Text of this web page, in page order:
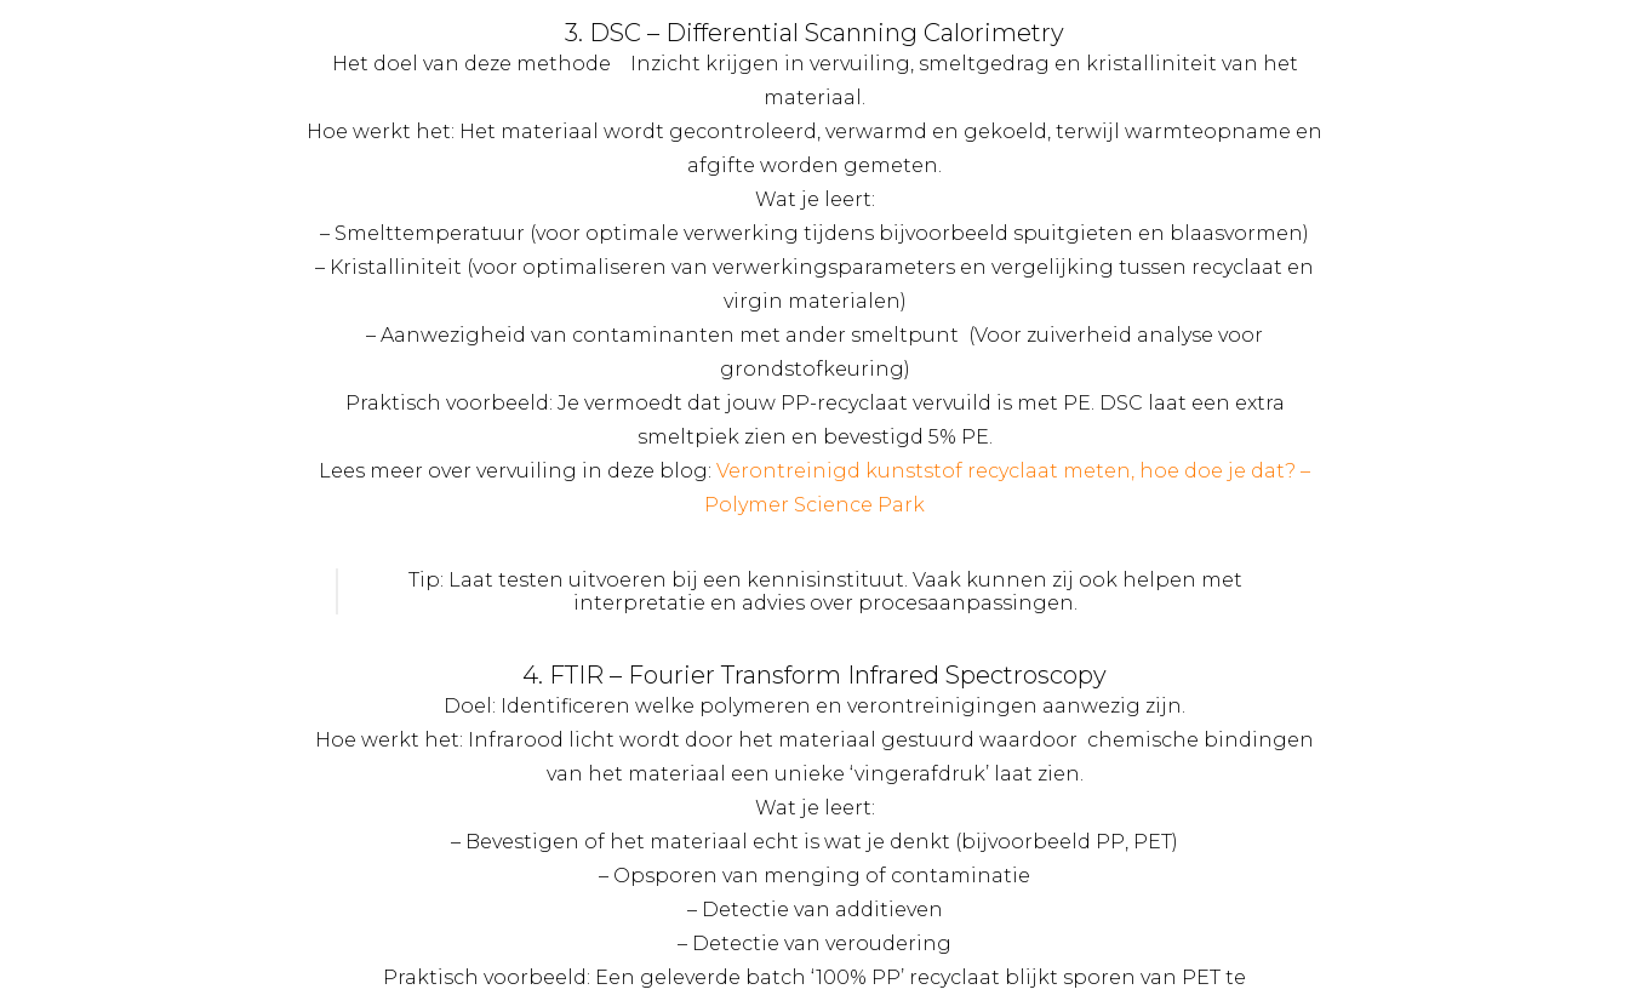
3. DSC – Differential Scanning Calorimetry
Het doel van deze methode Inzicht krijgen in vervuiling, smeltgedrag en kristalliniteit van het
materiaal.
Hoe werkt het: Het materiaal wordt gecontroleerd, verwarmd en gekoeld, terwijl warmteopname en
afgifte worden gemeten.
Wat je leert:
– Smelttemperatuur (voor optimale verwerking tijdens bijvoorbeeld spuitgieten en blaasvormen)
– Kristalliniteit (voor optimaliseren van verwerkingsparameters en vergelijking tussen recyclaat en
virgin materialen)
– Aanwezigheid van contaminanten met ander smeltpunt (Voor zuiverheid analyse voor
grondstofkeuring)
Praktisch voorbeeld: Je vermoedt dat jouw PP-recyclaat vervuild is met PE. DSC laat een extra
smeltpiek zien en bevestigd 5% PE.
Lees meer over vervuiling in deze blog: Verontreinigd kunststof recyclaat meten, hoe doe je dat? –
Polymer Science Park
Tip: Laat testen uitvoeren bij een kennisinstituut. Vaak kunnen zij ook helpen met
interpretatie en advies over procesaanpassingen.
4. FTIR – Fourier Transform Infrared Spectroscopy
Doel: Identificeren welke polymeren en verontreinigingen aanwezig zijn.
Hoe werkt het: Infrarood licht wordt door het materiaal gestuurd waardoor chemische bindingen
van het materiaal een unieke ‘vingerafdruk’ laat zien.
Wat je leert:
– Bevestigen of het materiaal echt is wat je denkt (bijvoorbeeld PP, PET)
– Opsporen van menging of contaminatie
– Detectie van additieven
– Detectie van veroudering
Praktisch voorbeeld: Een geleverde batch ‘100% PP’ recyclaat blijkt sporen van PET te